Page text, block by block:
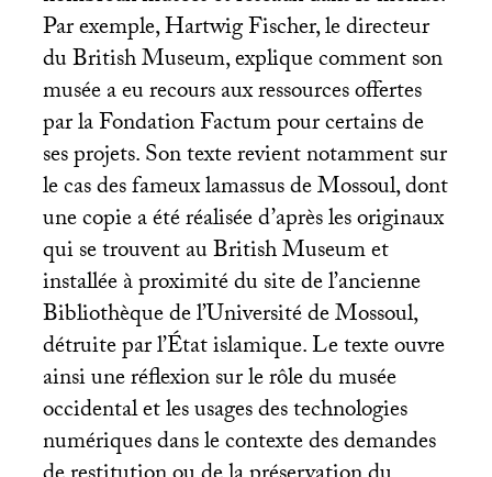
Par exemple, Hartwig Fischer, le directeur
du British Museum, explique comment son
musée a eu recours aux ressources offertes
par la Fondation Factum pour certains de
ses projets. Son texte revient notamment sur
le cas des fameux lamassus de Mossoul, dont
une copie a été réalisée d’après les originaux
qui se trouvent au British Museum et
installée à proximité du site de l’ancienne
Bibliothèque de l’Université de Mossoul,
détruite par l’État islamique. Le texte ouvre
ainsi une réflexion sur le rôle du musée
occidental et les usages des technologies
numériques dans le contexte des demandes